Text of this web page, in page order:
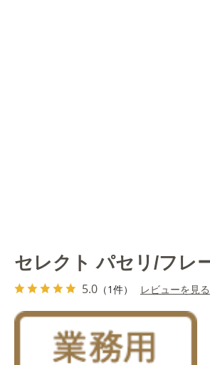
セレクト パセリ/フレ
5.0 （1件） レビューを見る